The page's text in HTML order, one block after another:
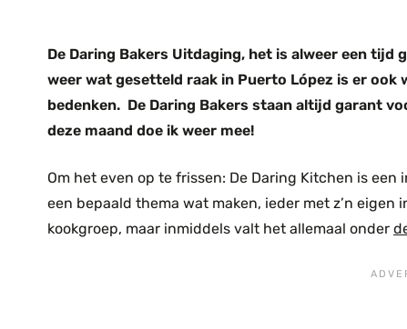
De Daring Bakers Uitdaging, het is alweer een tijd
weer wat gesetteld raak in Puerto López is er
bedenken. De Daring Bakers staan altijd garant
deze maand doe ik weer mee!
Om het even op te frissen: De Daring Kitchen is
een bepaald thema wat maken, ieder met z’n
kookgroep, maar inmiddels valt het allemaal onder